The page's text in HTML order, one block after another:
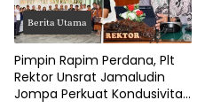
Berita Utama
Pimpin Rapim Perdana, Plt
Rektor Unsrat Jamaludin
Jompa Perkuat Kondusivitas